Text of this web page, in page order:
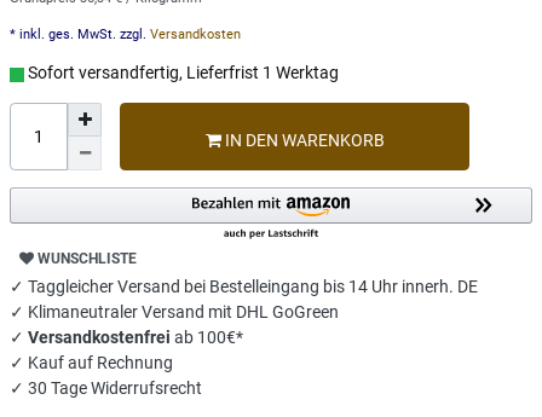
* inkl. ges. MwSt. zzgl. Versandkosten
Sofort versandfertig, Lieferfrist 1 Werktag
IN DEN WARENKORB
WUNSCHLISTE
✓ Taggleicher Versand bei Bestelleingang bis 14 Uhr innerh. DE
✓ Klimaneutraler Versand mit DHL GoGreen
✓ Versandkostenfrei ab 100€*
✓ Kauf auf Rechnung
✓ 30 Tage Widerrufsrecht